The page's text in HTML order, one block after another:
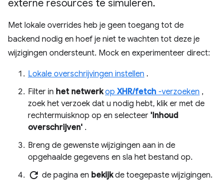
externe resources te simuleren.
Met lokale overrides heb je geen toegang tot de
backend nodig en hoef je niet te wachten tot deze je
wijzigingen ondersteunt. Mock en experimenteer direct:
Lokale overschrijvingen instellen .
Filter in het netwerk op XHR/fetch -verzoeken ,
zoek het verzoek dat u nodig hebt, klik er met de
rechtermuisknop op en selecteer 'Inhoud
overschrijven' .
Breng de gewenste wijzigingen aan in de
opgehaalde gegevens en sla het bestand op.
refresh de pagina en bekijkde toegepaste wijzigingen.